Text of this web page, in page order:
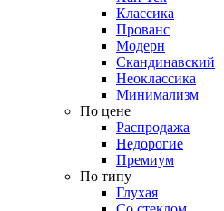
Классика
Прованс
Модерн
Скандинавский
Неоклассика
Минимализм
По цене
Распродажа
Недорогие
Премиум
По типу
Глухая